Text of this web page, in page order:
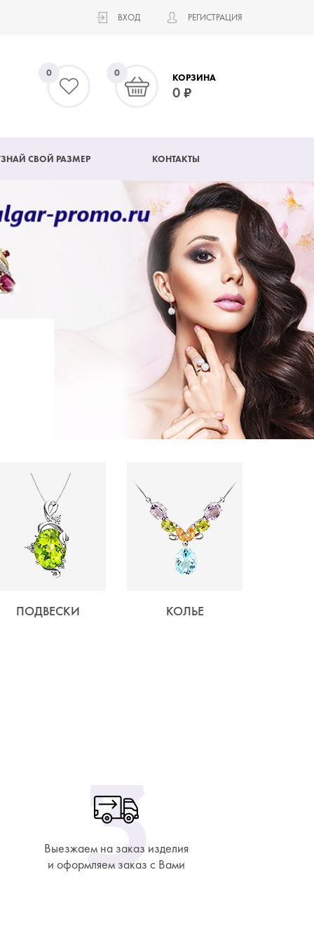
ВХОД РЕГИСТРАЦИЯ
0 0 КОРЗИНА
0
СВОЙ РАЗМЕР КОНТАКТЫ
ПОДВЕСКИ КОЛЬЕ
Выезжаем на заказ изделия
и оформляем заказ с Вами